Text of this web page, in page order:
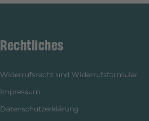
Rechtliches
Widerrufsrecht und Widerrufsformular
Impressum
Datenschutzerklärung